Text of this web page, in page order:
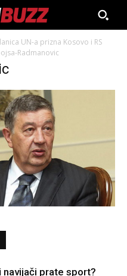
UN-a prizna Kosovo i RS
Radmanovic
navijači prate sport?